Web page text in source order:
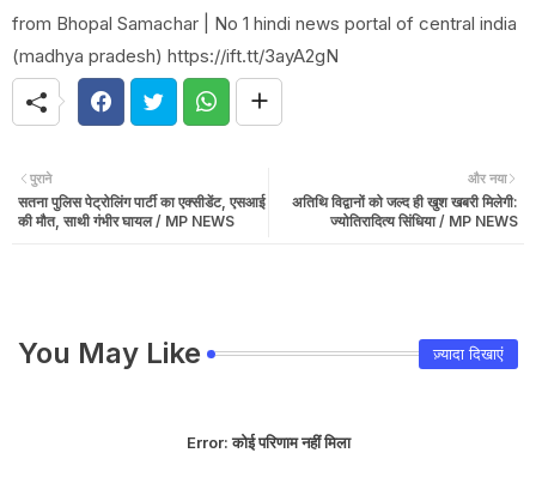
from Bhopal Samachar | No 1 hindi news portal of central india
(madhya pradesh) https://ift.tt/3ayA2gN
और नया
अतिथि विद्वानों को जल्द ही खुश खबरी मिलेगी:
ज्योतिरादित्य सिंधिया / MP NEWS
पुराने
सतना पुलिस पेट्रोलिंग पार्टी का एक्सीडेंट, एसआई
की मौत, साथी गंभीर घायल / MP NEWS
You May Like ज़्यादा दिखाएं
Error:कोई परिणाम नहीं मिला